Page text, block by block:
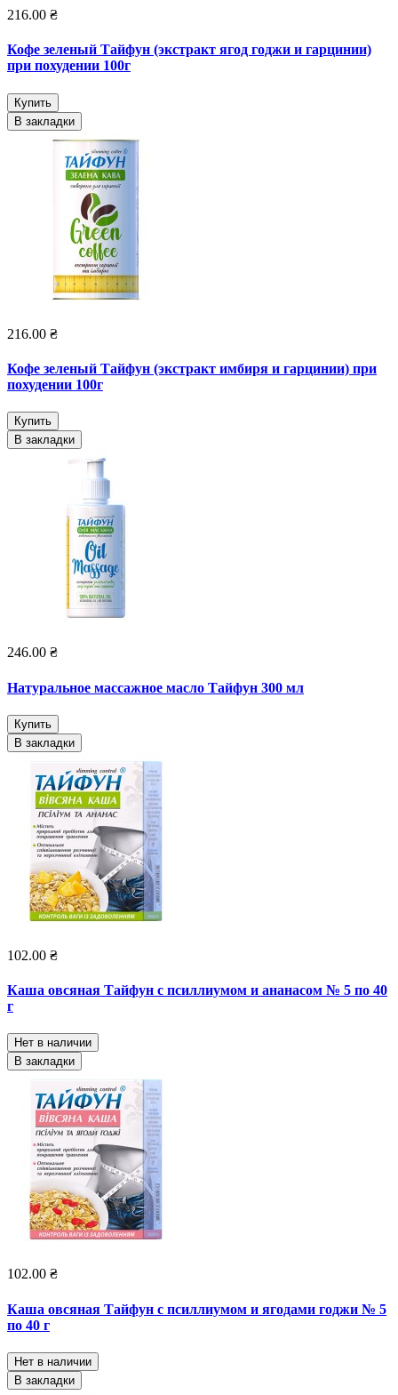
216.00 ₴
Кофе зеленый Тайфун (экстракт ягод годжи и гарцинии)
при похудении 100г
Купить
В закладки
216.00 ₴
Кофе зеленый Тайфун (экстракт имбиря и гарцинии) при
похудении 100г
Купить
В закладки
246.00 ₴
Натуральное массажное масло Тайфун 300 мл
Купить
В закладки
102.00 ₴
Каша овсяная Тайфун с псиллиумом и ананасом № 5 по 40
г
Нет в наличии
В закладки
102.00 ₴
Каша овсяная Тайфун с псиллиумом и ягодами годжи № 5
по 40 г
Нет в наличии
В закладки